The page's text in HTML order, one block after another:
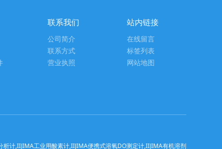
联系我们
公司简介
联系方式
营业执照
站内链接
在线留言
标签列表
网站地图
计,IIJIMA工业用酸素计,IIJIMA便携式溶氧DO测定计,IIJIMA有机溶剂